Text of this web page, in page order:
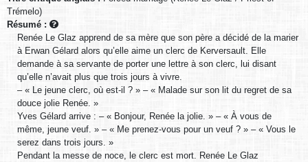
Trémelo)
Résumé :
Renée Le Glaz apprend de sa mère que son père a décidé de la marier
à Erwan Gélard alors qu’elle aime un clerc de Kerversault. Elle
demande à sa servante de porter une lettre à son clerc, lui disant
qu’elle n’avait plus que trois jours à vivre.
– « Le jeune clerc, où est-il ? » – « Malade sur son lit du regret de sa
douce jolie Renée. »
Yves Gélard arrive : – « Bonjour, Renée la jolie. » – « À vous de
même, jeune veuf. » – « Me prenez-vous pour un veuf ? » – « Vous le
serez dans trois jours. »
Pendant la messe de noce, le clerc est mort. Renée Le Glaz